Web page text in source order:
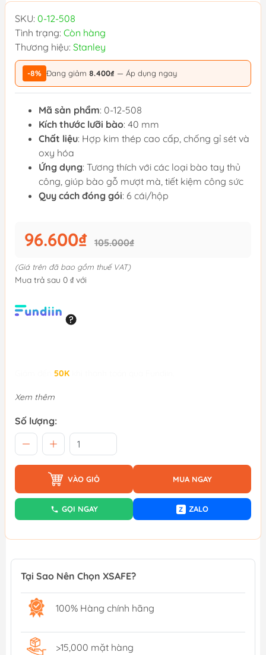
SKU: 0-12-508
Tình trạng: Còn hàng
Thương hiệu: Stanley
-8% Đang giảm 8.400₫ — Áp dụng ngay
Mã sản phẩm: 0-12-508
Kích thước lưỡi bào: 40 mm
Chất liệu: Hợp kim thép cao cấp, chống gỉ sét và
oxy hóa
Ứng dụng: Tương thích với các loại bào tay thủ
công, giúp bào gỗ mượt mà, tiết kiệm công sức
Quy cách đóng gói: 6 cái/hộp
96.600₫ 105.000₫
(Giá trên đã bao gồm thuế VAT)
Mua trả sau 0 ₫ với
50K
Xem thêm
Số lượng:
VÀO GIỎ MUA NGAY
GỌI NGAY Z ZALO
Tại Sao Nên Chọn XSAFE?
100% Hàng chính hãng
>15,000 mặt hàng